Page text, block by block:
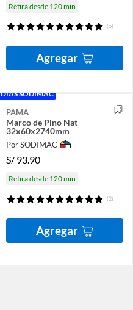
Retira desde 120 min
(6)
Agregar
DÍAS SODIMAC
PAMA
Marco de Pino Nat
32x60x2740mm
Por SODIMAC
S/ 93.90
Retira desde 120 min
(2)
Agregar